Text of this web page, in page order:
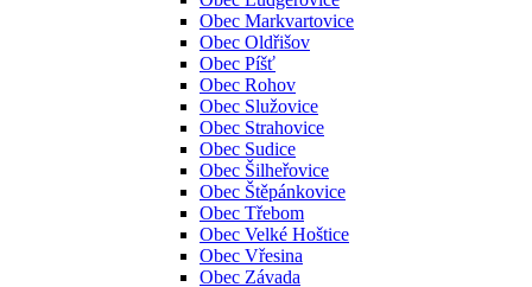
Obec Markvartovice
Obec Oldřišov
Obec Píšť
Obec Rohov
Obec Služovice
Obec Strahovice
Obec Sudice
Obec Šilheřovice
Obec Štěpánkovice
Obec Třebom
Obec Velké Hoštice
Obec Vřesina
Obec Závada